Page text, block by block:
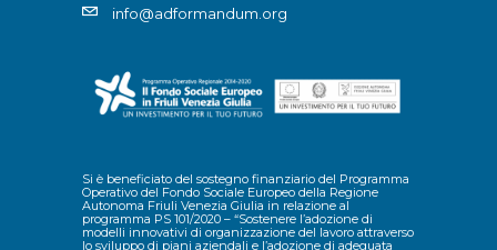
info@adformandum.org
Si è beneficiato del sostegno finanziario del Programma
Operativo del Fondo Sociale Europeo della Regione
Autonoma Friuli Venezia Giulia in relazione al
programma PS 101/2020 – “Sostenere l’adozione di
modelli innovativi di organizzazione del lavoro attraverso
lo sviluppo di piani aziendali e l’adozione di adeguata